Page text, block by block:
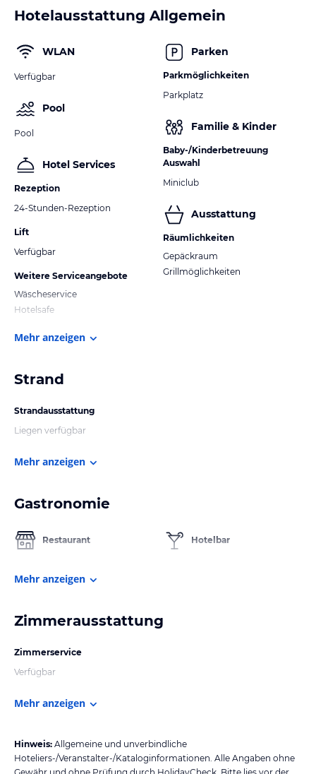
Hotelausstattung Allgemein
WLAN
Verfügbar
Pool
Pool
Hotel Services
Rezeption
24-Stunden-Rezeption
Lift
Verfügbar
Weitere Serviceangebote
Wäscheservice
Hotelsafe
Parken
Parkmöglichkeiten
Parkplatz
Familie & Kinder
Baby-/Kinderbetreuung
Auswahl
Miniclub
Ausstattung
Räumlichkeiten
Gepäckraum
Grillmöglichkeiten
Mehr anzeigen
Strand
Strandausstattung
Liegen verfügbar
Mehr anzeigen
Gastronomie
Restaurant Hotelbar
Mehr anzeigen
Zimmerausstattung
Zimmerservice
Verfügbar
Mehr anzeigen
Hinweis: Allgemeine und unverbindliche
Hoteliers-/Veranstalter-/Kataloginformationen. Alle Angaben ohne